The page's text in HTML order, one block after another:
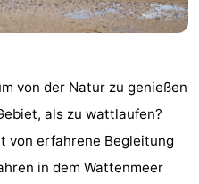
von der Natur zu genießen
als zu wattlaufen?
von erfahrene Begleitung
in dem Wattenmeer